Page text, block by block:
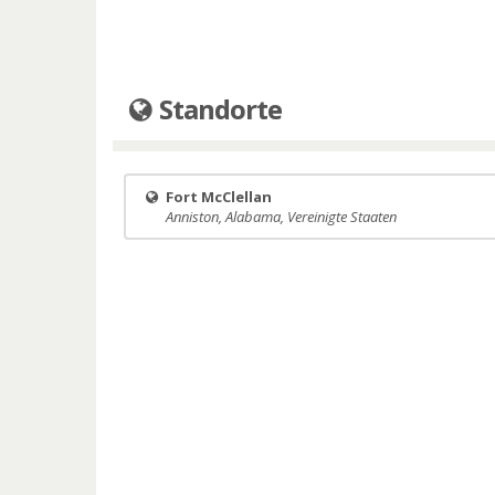
Standorte
Fort McClellan
Anniston, Alabama, Vereinigte Staaten